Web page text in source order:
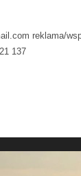
reklama/
137